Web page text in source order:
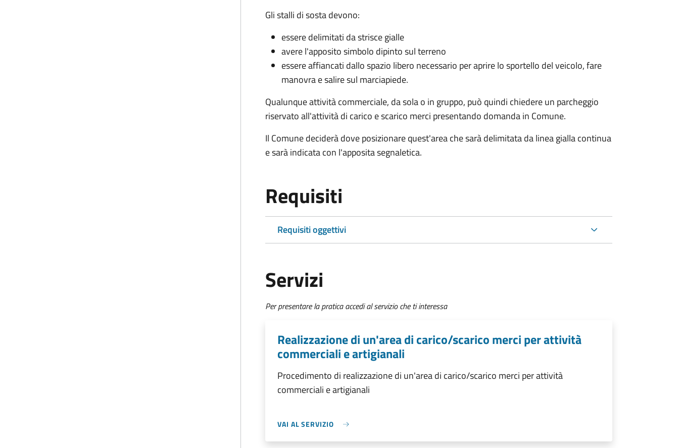
Gli stalli di sosta devono:
essere delimitati da strisce gialle
avere l'apposito simbolo dipinto sul terreno
essere affiancati dallo spazio libero necessario per aprire lo sportello del veicolo, fare
manovra e salire sul marciapiede.
Qualunque attività commerciale, da sola o in gruppo, può quindi chiedere un parcheggio
riservato all'attività di carico e scarico merci presentando domanda in Comune.
Il Comune deciderà dove posizionare quest'area che sarà delimitata da linea gialla continua
e sarà indicata con l'apposita segnaletica.
Requisiti
Requisiti oggettivi
Servizi
Per presentare la pratica accedi al servizio che ti interessa
Realizzazione di un'area di carico/scarico merci per attività
commerciali e artigianali
Procedimento di realizzazione di un'area di carico/scarico merci per attività
commerciali e artigianali
VAI AL SERVIZIO